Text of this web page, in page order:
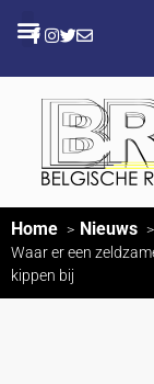
Home Nieuws
Waar er een
kippen bij